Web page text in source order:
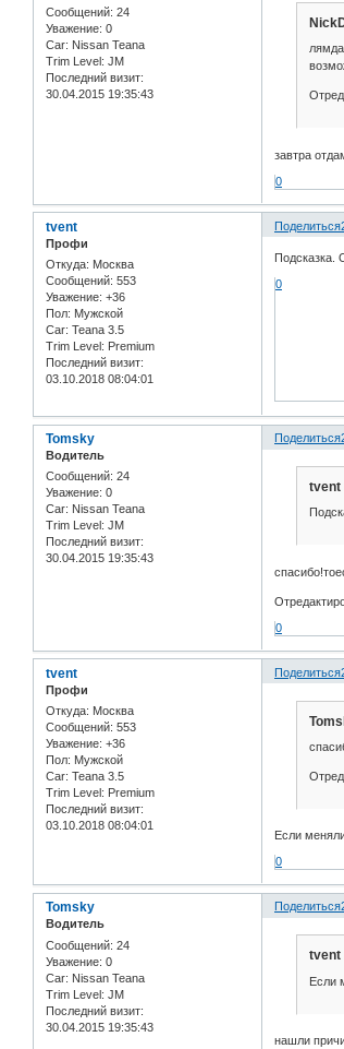
Сообщений: 24
Уважение: 0
Car: Nissan Teana
Trim Level: JM
Последний визит:
30.04.2015 19:35:43
завтра
0
Поделиться
tvent
Профи
Откуда: Москва
Сообщений: 553
Уважение: +36
Пол: Мужской
Car: Teana 3.5
Trim Level: Premium
Последний визит:
03.10.2018 08:04:01
Подсказка.
0
Поделиться
Tomsky
Водитель
Сообщений: 24
Уважение: 0
Car: Nissan Teana
Trim Level: JM
Последний визит:
30.04.2015 19:35:43
tvent
0
Поделиться
tvent
Профи
Откуда: Москва
Сообщений: 553
Уважение: +36
Пол: Мужской
Car: Teana 3.5
Trim Level: Premium
Последний визит:
03.10.2018 08:04:01
Если
0
Поделиться
Tomsky
Водитель
Сообщений: 24
Уважение: 0
Car: Nissan Teana
Trim Level: JM
Последний визит:
30.04.2015 19:35:43
tvent
Если
нашли